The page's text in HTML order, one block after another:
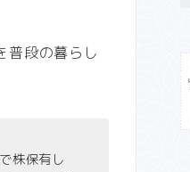
普段の暮らし
株保有し